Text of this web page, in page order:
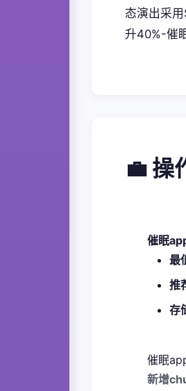
态演出采
升40%-催
💼 操
催眠
最
推
存
催眠
新增